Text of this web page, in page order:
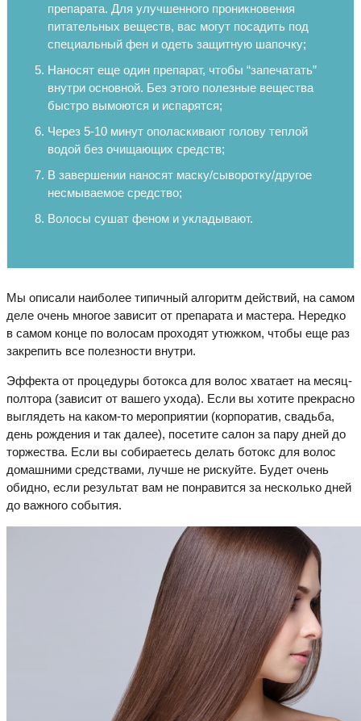
препарата. Для улучшенного проникновения
питательных веществ, вас могут посадить под
специальный фен и одеть защитную шапочку;
Наносят еще один препарат, чтобы “запечатать”
внутри основной. Без этого полезные вещества
быстро вымоются и испарятся;
Через 5-10 минут ополаскивают голову теплой
водой без очищающих средств;
В завершении наносят маску/сыворотку/другое
несмываемое средство;
Волосы сушат феном и укладывают.
Мы описали наиболее типичный алгоритм действий, на самом
деле очень многое зависит от препарата и мастера. Нередко
в самом конце по волосам проходят утюжком, чтобы еще раз
закрепить все полезности внутри.
Эффекта от процедуры ботокса для волос хватает на месяц-
полтора (зависит от вашего ухода). Если вы хотите прекрасно
выглядеть на каком-то мероприятии (корпоратив, свадьба,
день рождения и так далее), посетите салон за пару дней до
торжества. Если вы собираетесь делать ботокс для волос
домашними средствами, лучше не рискуйте. Будет очень
обидно, если результат вам не понравится за несколько дней
до важного события.